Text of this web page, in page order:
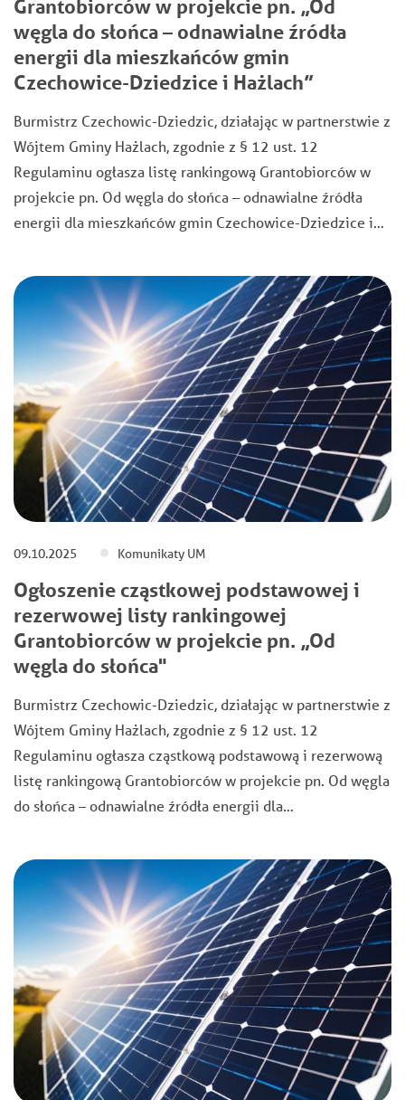
Grantobiorców w projekcie pn. „Od
węgla do słońca – odnawialne źródła
energii dla mieszkańców gmin
Czechowice-Dziedzice i Hażlach”
Burmistrz Czechowic-Dziedzic, działając w partnerstwie z
Wójtem Gminy Hażlach, zgodnie z § 12 ust. 12
Regulaminu ogłasza listę rankingową Grantobiorców w
projekcie pn. Od węgla do słońca – odnawialne źródła
energii dla mieszkańców gmin Czechowice-Dziedzice i…
09.10.2025 Komunikaty UM
Ogłoszenie cząstkowej podstawowej i
rezerwowej listy rankingowej
Grantobiorców w projekcie pn. „Od
węgla do słońca"
Burmistrz Czechowic-Dziedzic, działając w partnerstwie z
Wójtem Gminy Hażlach, zgodnie z § 12 ust. 12
Regulaminu ogłasza cząstkową podstawową i rezerwową
listę rankingową Grantobiorców w projekcie pn. Od węgla
do słońca – odnawialne źródła energii dla…